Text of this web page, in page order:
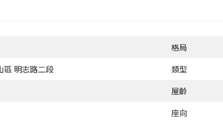
格局
區 明志路二段
類型
屋齡
座向